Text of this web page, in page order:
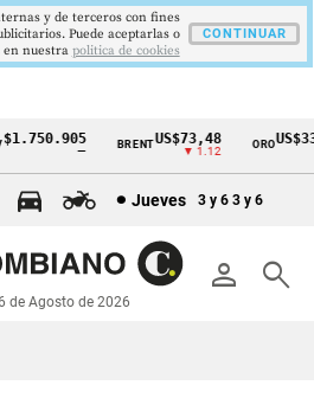
BRENTUS$73,48
▼ 1.12
ORO
Jueves 3 y 6 3 y 6
person search
de Agosto de 2026
y de terceros con fines
Puede aceptarlas o
en nuestra politica de cookies
CONTINUAR